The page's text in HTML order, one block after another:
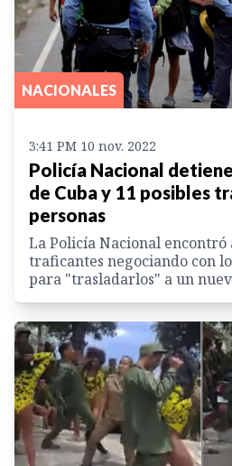
NACIONALES
3:41 PM 10 nov. 2022
Policía Nacional
de Cuba y 11 posibles
personas
La Policía Nacional encontró
traficantes negociando con
para "trasladarlos" a un